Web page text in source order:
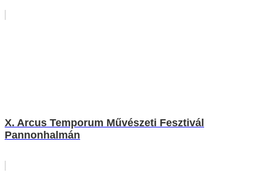
X. Arcus Temporum Művészeti Fesztivál
Pannonhalmán